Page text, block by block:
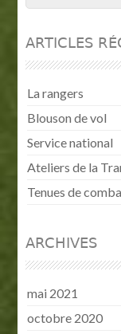
ARTICLES
La rangers
Blouson de vol
Service national
Ateliers de la
Tenues de
ARCHIVES
mai 2021
octobre 2020